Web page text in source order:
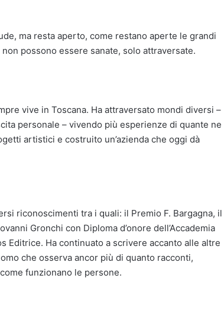
ma resta aperto, come restano aperte le grandi
possono essere sanate, solo attraversate.
vive in Toscana. Ha attraversato mondi diversi –
personale – vivendo più esperienze di quante ne
artistici e costruito un’azienda che oggi dà
riconoscimenti tra i quali: il Premio F. Bargagna, il
Gronchi con Diploma d’onore dell’Accademia
Editrice. Ha continuato a scrivere accanto alle altre
che osserva ancor più di quanto racconti,
funzionano le persone.